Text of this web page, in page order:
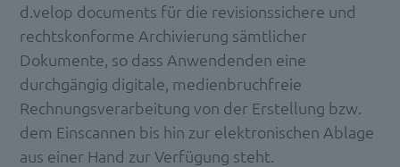
d.velop documents für die revisionssichere und
rechtskonforme Archivierung sämtlicher
Dokumente, so dass Anwendenden eine
durchgängig digitale, medienbruchfreie
Rechnungsverarbeitung von der Erstellung bzw.
dem Einscannen bis hin zur elektronischen Ablage
aus einer Hand zur Verfügung steht.